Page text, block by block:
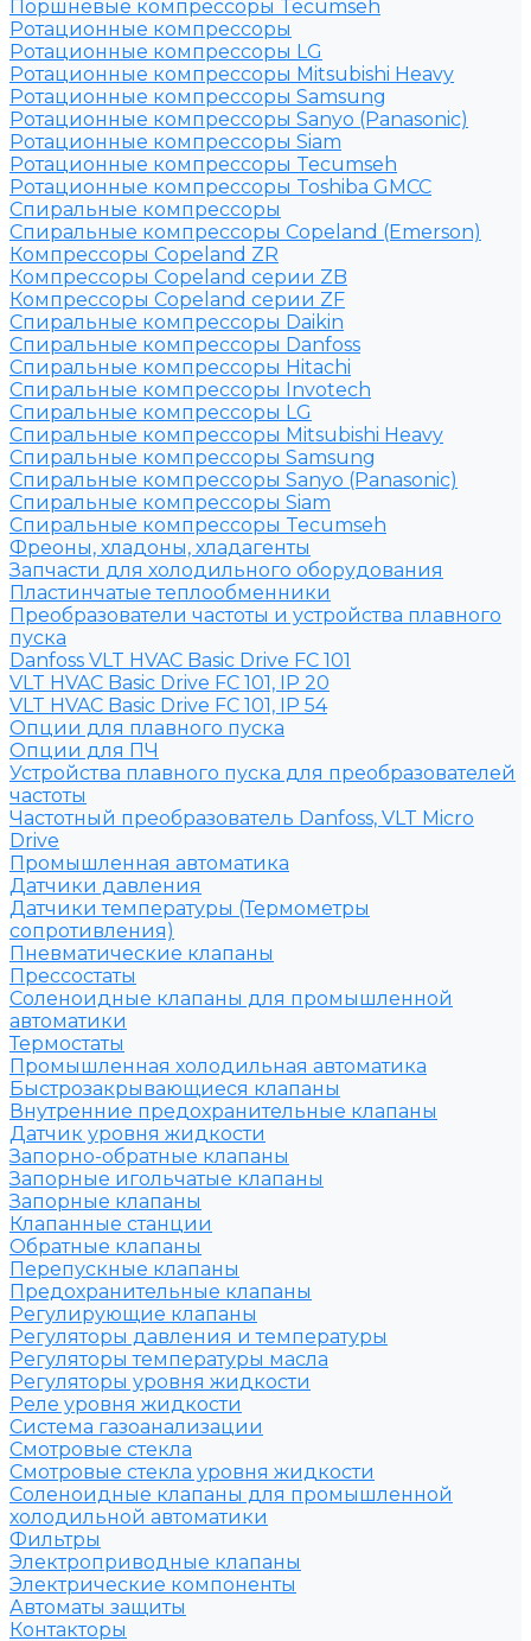
Поршневые компрессоры Tecumseh
Ротационные компрессоры
Ротационные компрессоры LG
Ротационные компрессоры Mitsubishi Heavy
Ротационные компрессоры Samsung
Ротационные компрессоры Sanyo (Panasonic)
Ротационные компрессоры Siam
Ротационные компрессоры Tecumseh
Ротационные компрессоры Toshiba GMCC
Спиральные компрессоры
Спиральные компрессоры Copeland (Emerson)
Компрессоры Copeland ZR
Компрессоры Copeland серии ZB
Компрессоры Copeland серии ZF
Спиральные компрессоры Daikin
Спиральные компрессоры Danfoss
Спиральные компрессоры Hitachi
Спиральные компрессоры Invotech
Спиральные компрессоры LG
Спиральные компрессоры Mitsubishi Heavy
Спиральные компрессоры Samsung
Спиральные компрессоры Sanyo (Panasonic)
Спиральные компрессоры Siam
Спиральные компрессоры Tecumseh
Фреоны, хладоны, хладагенты
Запчасти для холодильного оборудования
Пластинчатые теплообменники
Преобразователи частоты и устройства плавного
пуска
Danfoss VLT HVAC Basic Drive FC 101
VLT HVAC Basic Drive FC 101, IP 20
VLT HVAC Basic Drive FC 101, IP 54
Опции для плавного пуска
Опции для ПЧ
Устройства плавного пуска для преобразователей
частоты
Частотный преобразователь Danfoss, VLT Micro
Drive
Промышленная автоматика
Датчики давления
Датчики температуры (Термометры
сопротивления)
Пневматические клапаны
Прессостаты
Соленоидные клапаны для промышленной
автоматики
Термостаты
Промышленная холодильная автоматика
Быстрозакрывающиеся клапаны
Внутренние предохранительные клапаны
Датчик уровня жидкости
Запорно-обратные клапаны
Запорные игольчатые клапаны
Запорные клапаны
Клапанные станции
Обратные клапаны
Перепускные клапаны
Предохранительные клапаны
Регулирующие клапаны
Регуляторы давления и температуры
Регуляторы температуры масла
Регуляторы уровня жидкости
Реле уровня жидкости
Система газоанализации
Смотровые стекла
Смотровые стекла уровня жидкости
Соленоидные клапаны для промышленной
холодильной автоматики
Фильтры
Электроприводные клапаны
Электрические компоненты
Автоматы защиты
Контакторы